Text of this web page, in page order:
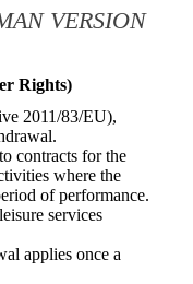
VERSION
Rights)
2011/83/EU),
contracts for the
where the
of performance.
services
applies once a